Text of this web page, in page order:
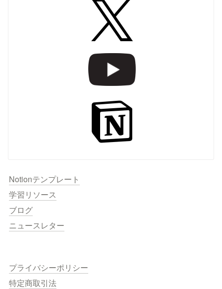
Notionテンプレート
学習リソース
ブログ
ニュースレター
プライバシーポリシー
特定商取引法